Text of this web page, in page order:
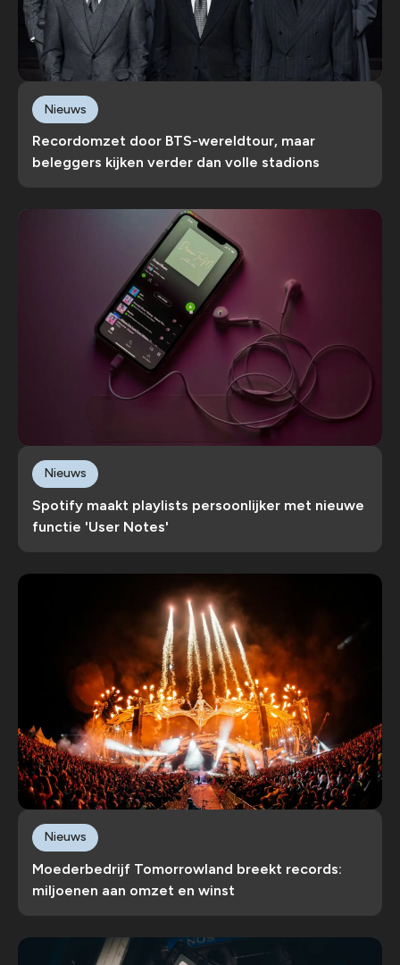
Recordomzet door BTS-wereldtour, maar
beleggers kijken verder dan volle stadions
Nieuws
Spotify maakt playlists persoonlijker met nieuwe
functie 'User Notes'
Nieuws
Moederbedrijf Tomorrowland breekt records:
miljoenen aan omzet en winst
Nieuws